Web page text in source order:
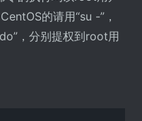
的请用“su -”，
，分别提权到root用